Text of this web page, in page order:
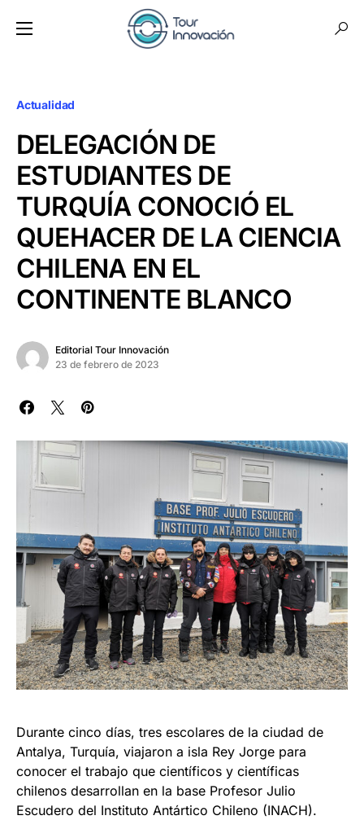
Actualidad
DELEGACIÓN DE
ESTUDIANTES DE
TURQUÍA CONOCIÓ EL
QUEHACER DE LA CIENCIA
CHILENA EN EL
CONTINENTE BLANCO
Editorial Tour Innovación
23 de febrero de 2023
Durante cinco días, tres escolares de la ciudad de
Antalya, Turquía, viajaron a isla Rey Jorge para
conocer el trabajo que científicos y científicas
chilenos desarrollan en la base Profesor Julio
Escudero del Instituto Antártico Chileno (INACH).